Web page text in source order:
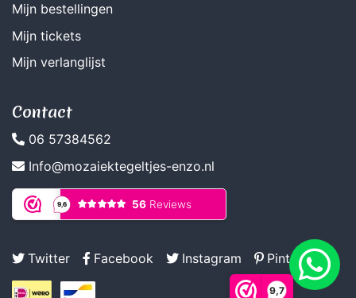
9,7
Mijn bestellingen
Mijn tickets
Mijn verlanglijst
Contact
06 57384562
Info@mozaiektegeltjes-enzo.nl
Twitter Facebook Instagram Pinterest